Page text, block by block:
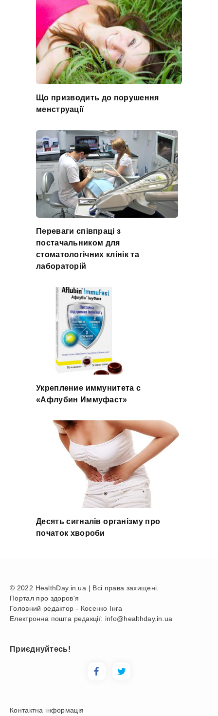
Що призводить до порушення
менструації
Переваги співпраці з
постачальником для
стоматологічних клінік та
лабораторій
Укрепление иммунитета с
«Афлубин Иммуфаст»
Десять сигналів організму про
початок хвороби
© 2022 HealthDay.in.ua | Всі права захищені.
Портал про здоров'я
Головний редактор - Косенко Інга
Електронна пошта редакції: info@healthday.in.ua
Приєднуйтесь!
Контактна інформація